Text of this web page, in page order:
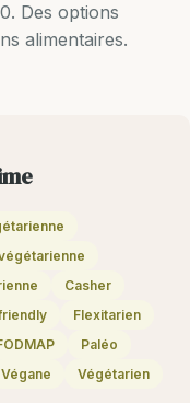
Des options
alimentaires.
Casher
Flexitarien
Paléo
Végane
Végétarien